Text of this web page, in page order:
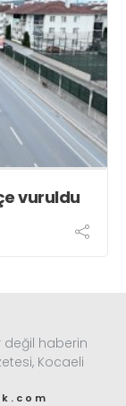
vuruldu
değil haberin
Kocaeli